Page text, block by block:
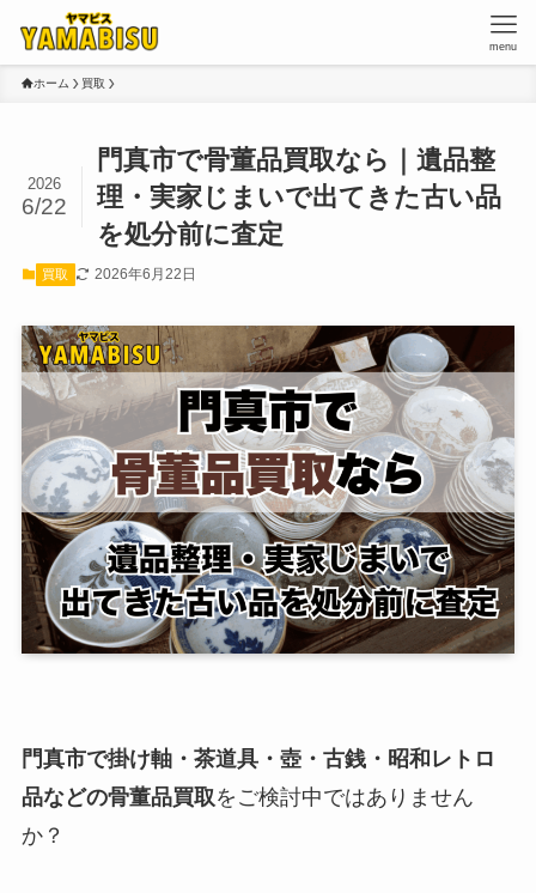
menu
ホーム 買取
門真市で骨董品買取なら｜遺品整
理・実家じまいで出てきた古い品
を処分前に査定
2026
6/22
買取 2026年6月22日
門真市で掛け軸・茶道具・壺・古銭・昭和レトロ
品などの骨董品買取をご検討中ではありません
か？